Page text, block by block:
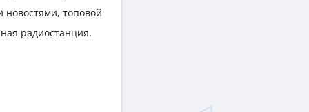
топовой
радиостанция.